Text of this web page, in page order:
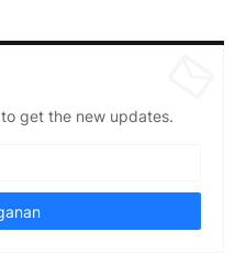
get the new updates.